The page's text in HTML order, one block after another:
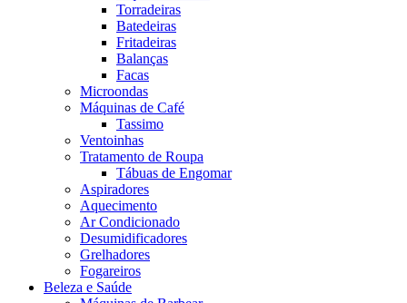
Torradeiras
Batedeiras
Fritadeiras
Balanças
Facas
Microondas
Máquinas de Café
Tassimo
Ventoinhas
Tratamento de Roupa
Tábuas de Engomar
Aspiradores
Aquecimento
Ar Condicionado
Desumidificadores
Grelhadores
Fogareiros
Beleza e Saúde